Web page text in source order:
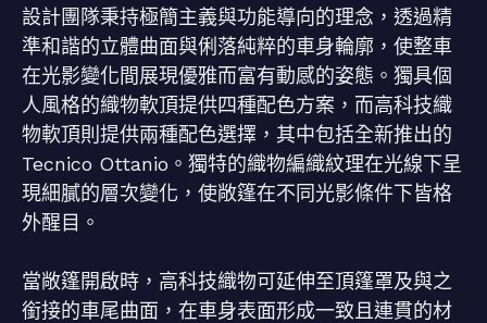
設計團隊秉持極簡主義與功能導向的理念，透過精
準和諧的立體曲面與俐落純粹的車身輪廓，使整車
在光影變化間展現優雅而富有動感的姿態。獨具個
人風格的織物軟頂提供四種配色方案，而高科技織
物軟頂則提供兩種配色選擇，其中包括全新推出的
Tecnico Ottanio。獨特的織物編織紋理在光線下呈
現細膩的層次變化，使敞篷在不同光影條件下皆格
外醒目。
當敞篷開啟時，高科技織物可延伸至頂篷罩及與之
銜接的車尾曲面，在車身表面形成一致且連貫的材